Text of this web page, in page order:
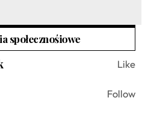
społecznośiowe
Like
Follow